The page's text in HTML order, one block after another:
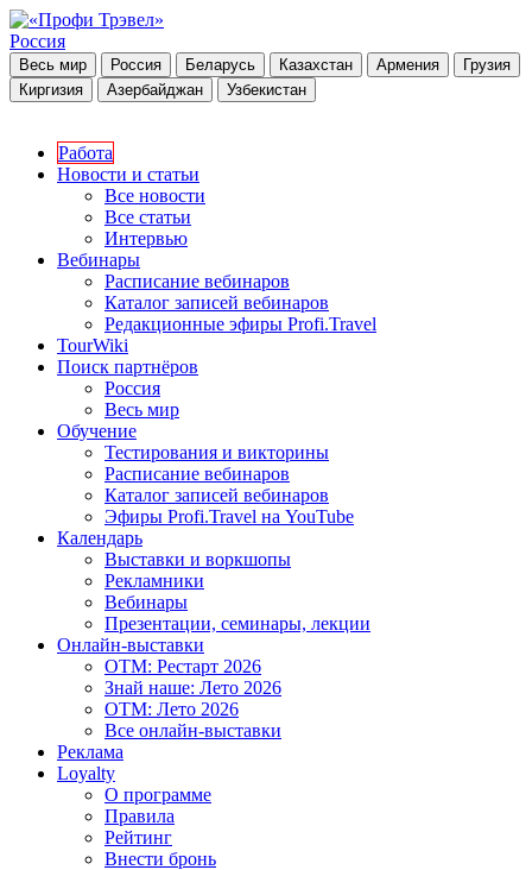
Россия
Весь мир Россия Беларусь Казахстан Армения
Грузия
Киргизия
Азербайджан Узбекистан
Работа
Новости и статьи
Все новости
Все статьи
Интервью
Вебинары
Расписание вебинаров
Каталог записей вебинаров
Редакционные эфиры Profi.Travel
TourWiki
Поиск партнёров
Россия
Весь мир
Обучение
Тестирования и викторины
Расписание вебинаров
Каталог записей вебинаров
Эфиры Profi.Travel на YouTube
Календарь
Выставки и воркшопы
Рекламники
Вебинары
Презентации, семинары, лекции
Онлайн-выставки
OTM: Рестарт 2026
Знай наше: Лето 2026
OTM: Лето 2026
Все онлайн-выставки
Реклама
Loyalty
О программе
Правила
Рейтинг
Внести бронь